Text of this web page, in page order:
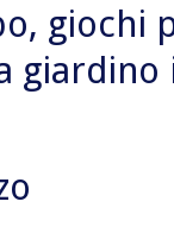
giochi
giardino